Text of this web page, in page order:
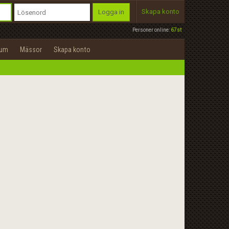
Personer online:67st
Logga in Skapa konto
Mässor Skapa konto